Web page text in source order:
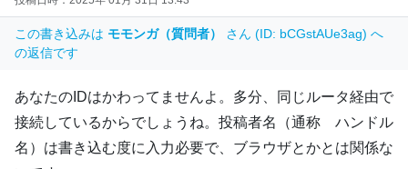
この書き込みは モモンガ（質問者）
さん (ID: bCGstAUe3ag) へ
の返信です
あなたのIDはかわってませんよ。多分、同じルータ経由で
接続しているからでしょうね。投稿者名（通称 ハンドル
名）は書き込む度に入力必要で、ブラウザとかとは関係な